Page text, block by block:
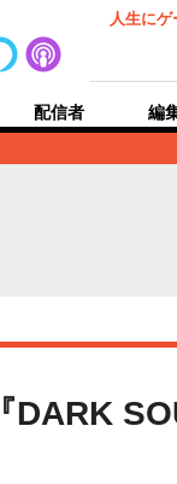
人生に
配信者 編